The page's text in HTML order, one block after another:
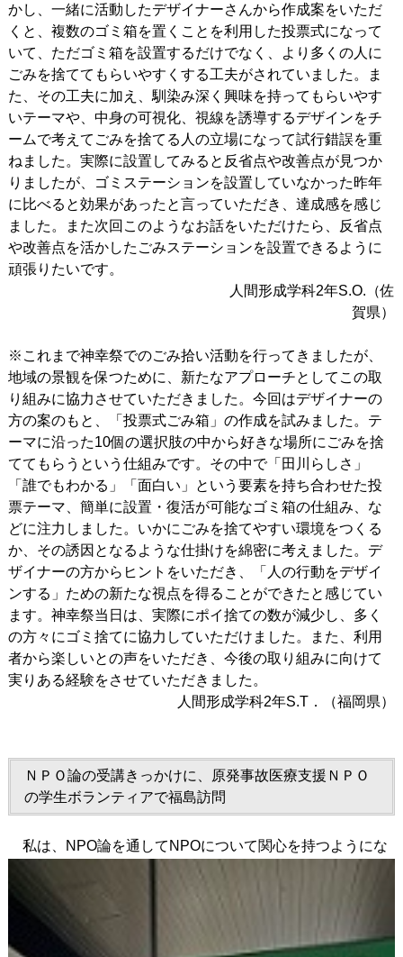
かし、一緒に活動したデザイナーさんから作成案をいただ
くと、複数のゴミ箱を置くことを利用した投票式になって
いて、ただゴミ箱を設置するだけでなく、より多くの人に
ごみを捨ててもらいやすくする工夫がされていました。ま
た、その工夫に加え、馴染み深く興味を持ってもらいやす
いテーマや、中身の可視化、視線を誘導するデザインをチ
ームで考えてごみを捨てる人の立場になって試行錯誤を重
ねました。実際に設置してみると反省点や改善点が見つか
りましたが、ゴミステーションを設置していなかった昨年
に比べると効果があったと言っていただき、達成感を感じ
ました。また次回このようなお話をいただけたら、反省点
や改善点を活かしたごみステーションを設置できるように
頑張りたいです。
人間形成学科2年S.O.（佐
賀県）
※これまで神幸祭でのごみ拾い活動を行ってきましたが、
地域の景観を保つために、新たなアプローチとしてこの取
り組みに協力させていただきました。今回はデザイナーの
方の案のもと、「投票式ごみ箱」の作成を試みました。テ
ーマに沿った10個の選択肢の中から好きな場所にごみを捨
ててもらうという仕組みです。その中で「田川らしさ」
「誰でもわかる」「面白い」という要素を持ち合わせた投
票テーマ、簡単に設置・復活が可能なゴミ箱の仕組み、な
どに注力しました。いかにごみを捨てやすい環境をつくる
か、その誘因となるような仕掛けを綿密に考えました。デ
ザイナーの方からヒントをいただき、「人の行動をデザイ
ンする」ための新たな視点を得ることができたと感じてい
ます。神幸祭当日は、実際にポイ捨ての数が減少し、多く
の方々にゴミ捨てに協力していただけました。また、利用
者から楽しいとの声をいただき、今後の取り組みに向けて
実りある経験をさせていただきました。
人間形成学科2年S.T．（福岡県）
ＮＰＯ論の受講きっかけに、原発事故医療支援ＮＰＯ
の学生ボランティアで福島訪問
私は、NPO論を通してNPOについて関心を持つようにな